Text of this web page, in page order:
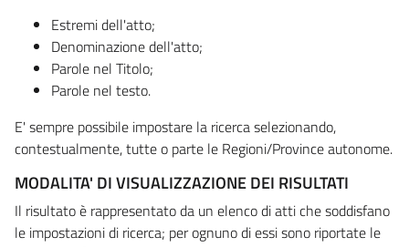
Estremi dell'atto;
Denominazione dell'atto;
Parole nel Titolo;
Parole nel testo.
E' sempre possibile impostare la ricerca selezionando,
contestualmente, tutte o parte le Regioni/Province autonome.
MODALITA' DI VISUALIZZAZIONE DEI RISULTATI
Il risultato è rappresentato da un elenco di atti che soddisfano
le impostazioni di ricerca; per ognuno di essi sono riportate le